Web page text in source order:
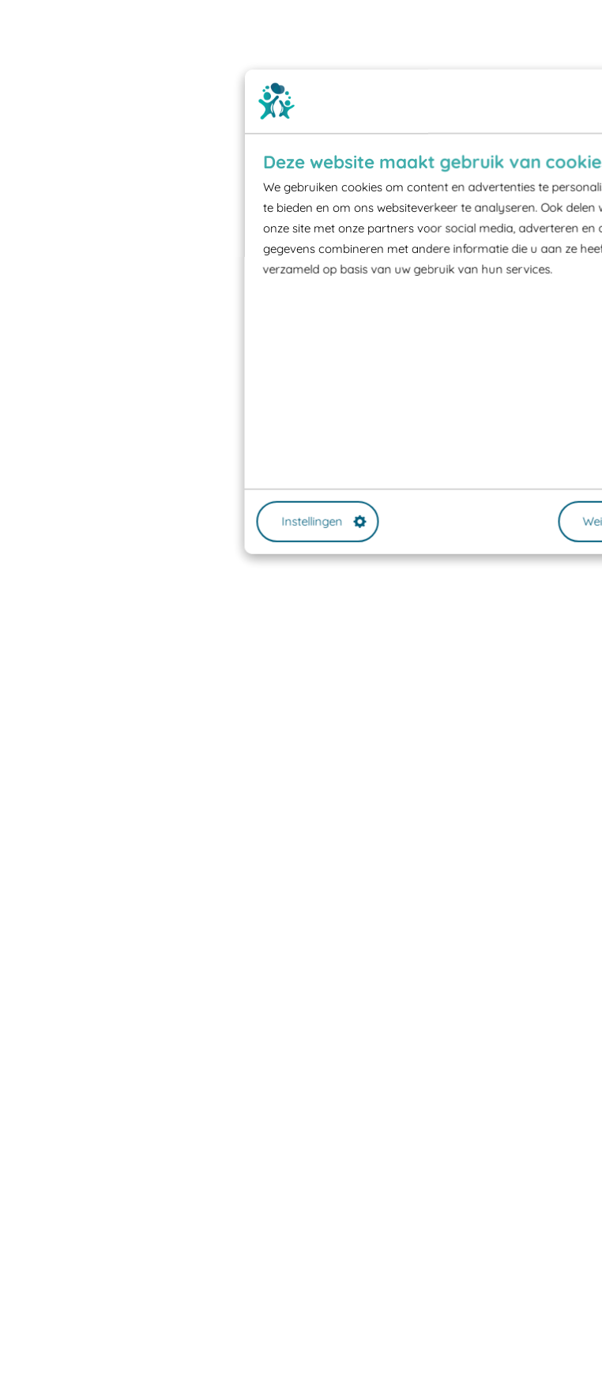
Deze website maakt gebruik van
We gebruiken cookies om content en advertenties te
te bieden en om ons websiteverkeer te analyseren. Ook
onze site met onze partners voor social media, adverteren en
gegevens combineren met andere informatie die u aan ze
verzameld op basis van uw gebruik van hun services.
Instellingen